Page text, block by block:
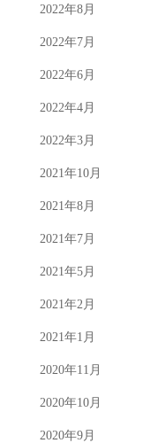
2022年8月
2022年7月
2022年6月
2022年4月
2022年3月
2021年10月
2021年8月
2021年7月
2021年5月
2021年2月
2021年1月
2020年11月
2020年10月
2020年9月